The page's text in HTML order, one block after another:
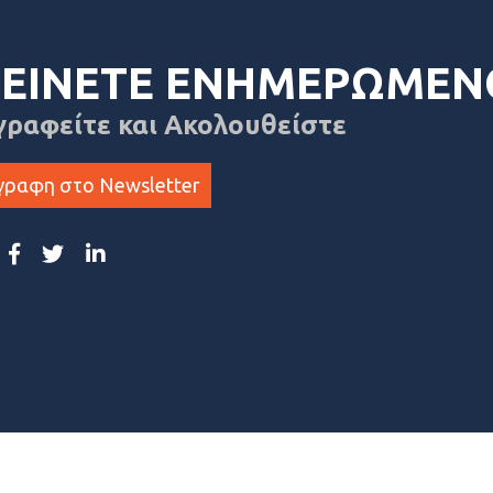
και Ακολουθείστε
στο Newsletter